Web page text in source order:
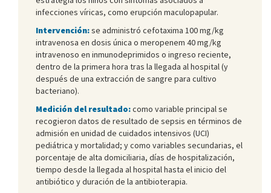
infecciones víricas, como erupción maculopapular.
Intervención:se administró cefotaxima 100 mg/kg
intravenosa en dosis única o meropenem 40 mg/kg
intravenoso en inmunodeprimidos o ingreso reciente,
dentro de la primera hora tras la llegada al hospital (y
después de una extracción de sangre para cultivo
bacteriano).
Medición del resultado:como variable principal se
recogieron datos de resultado de sepsis en términos de
admisión en unidad de cuidados intensivos (UCI)
pediátrica y mortalidad; y como variables secundarias, el
porcentaje de alta domiciliaria, días de hospitalización,
tiempo desde la llegada al hospital hasta el inicio del
antibiótico y duración de la antibioterapia.